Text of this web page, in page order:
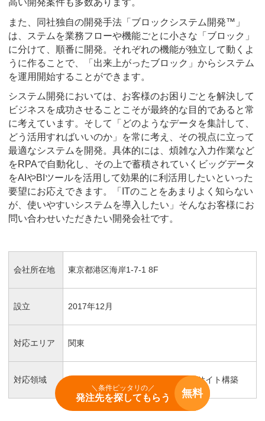
高い開発案件も多数あります。
また、同社独自の開発手法「ブロックシステム開発™」
は、ステムを業務フローや機能ごとに小さな「ブロック」
に分けて、順番に開発。それぞれの機能が独立して動くよ
うに作ることで、「出来上がったブロック」からシステム
を運用開始することができます。
システム開発においては、お客様のお困りごとを解決して
ビジネスを成功させることこそが最終的な目的であると常
に考えています。そして「どのようなデータを集計して、
どう活用すればいいのか」を常に考え、その視点に立って
最適なシステムを開発。具体的には、煩雑な入力作業など
をRPAで自動化し、その上で蓄積されていくビッグデータ
をAIやBIツールを活用して効果的に利活用したいといった
要望にお応えできます。「ITのことをあまりよく知らない
が、使いやすいシステムを導入したい」そんなお客様にお
問い合わせいただきたい開発会社です。
会社所在地 東京都港区海岸1-7-1 8F
設立 2017年12月
対応エリア 関東
対応領域 業務システム、WEBシステム、ECサイト構築
＼条件ピッタリの／
発注先を探してもらう 無料